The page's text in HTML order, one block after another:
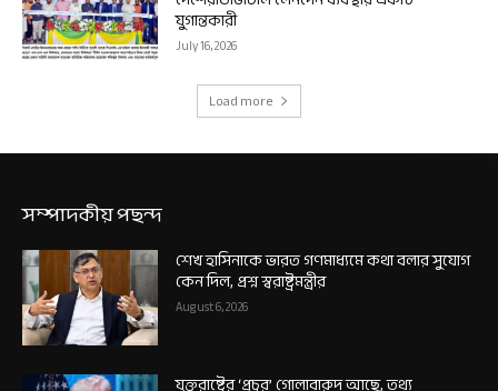
যুগান্তকারী
July 16, 2026
Load more
সম্পাদকীয় পছন্দ
শেখ হাসিনাকে ভারত গণমাধ্যমে কথা বলার সুযোগ
কেন দিল, প্রশ্ন স্বরাষ্ট্রমন্ত্রীর
August 6, 2026
যুক্তরাষ্ট্রের ‘প্রচুর’ গোলাবারুদ আছে, তথ্য